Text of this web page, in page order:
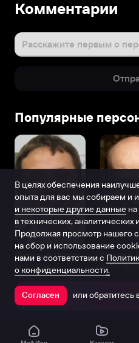
Комментарии
Расскажите первым о
Популярные
Виталий Шляппо
Продюсер Актёр
Открыть в
В целях обеспечения
опыта для вас мы собираем и
и некоторые другие данные
в технических, аналитических
Продолжая просмотр нашего
на сбор и использование
нами в соответствии с
о конфиденциальности.
Согласен или обратитесь